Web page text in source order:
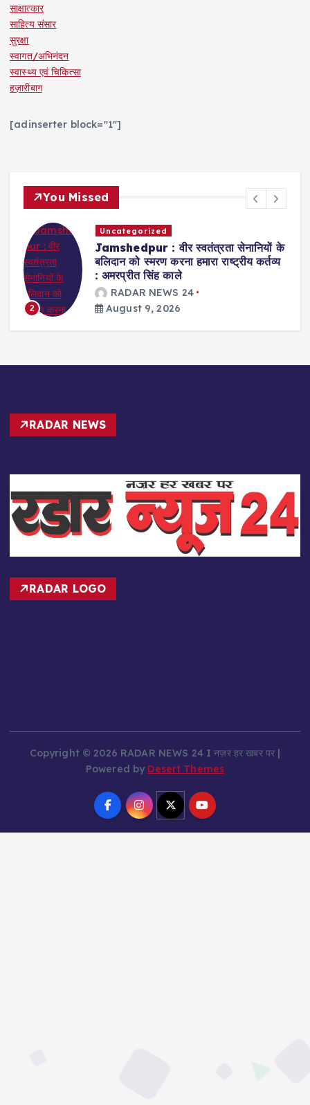
साक्षात्कार
साहित्य संसार
सुरक्षा
स्वागत/अभिनंदन
स्वास्थ्य एवं चिकित्सा
हज़ारीबाग
[adinserter block="1"]
You Missed
3
घटना-दुर्घटना कोल्हान
Bahragora : NH-49 पर असंतुलित
होकर गिरी बाइक, बंगाल के दो युवक गंभीर
हालत में रेफर
RADAR NEWS 24
August 9, 2026
RADAR NEWS
RADAR LOGO
Copyright © 2026 RADAR NEWS 24 I नज़र हर खबर पर |
Powered by Desert Themes